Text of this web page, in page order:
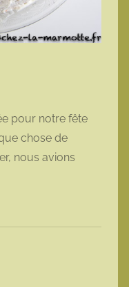
pour notre fête
chose de
nous avions